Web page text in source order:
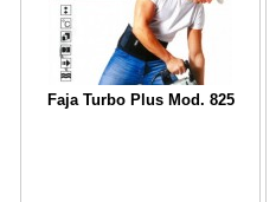
Faja Turbo Plus Mod. 825